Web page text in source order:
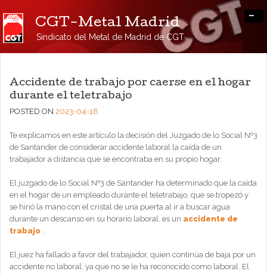
CGT-Metal Madrid
Sindicato del Metal de Madrid de CGT
-
Accidente de trabajo por caerse en el hogar
durante el teletrabajo
POSTED ON 2023-04-18
Te explicamos en este artículo la decisión del Juzgado de lo Social Nº3
de Santander de considerar accidente laboral la caída de un
trabajador a distancia que se encontraba en su propio hogar.
El juzgado de lo Social Nº3 de Santander ha determinado que la caída
en el hogar de un empleado durante el teletrabajo, que se tropezó y
se hirió la mano con el cristal de una puerta al ir a buscar agua
durante un descanso en su horario laboral, es un accidente de
trabajo .
El juez ha fallado a favor del trabajador, quien continúa de baja por un
accidente no laboral, ya que no se le ha reconocido como laboral. El